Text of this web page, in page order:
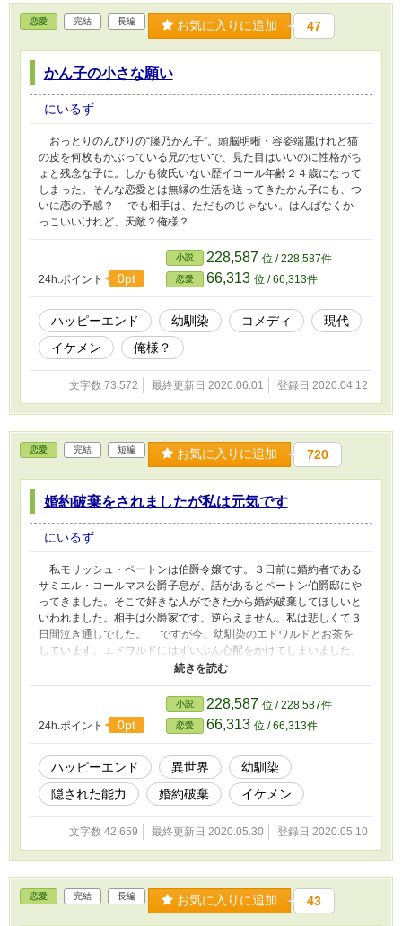
恋愛 完結 長編 お気に入りに追加 47
かん子の小さな願い
にいるず
おっとりのんびりの“籐乃かん子”。頭脳明晰・容姿端麗けれど猫
の皮を何枚もかぶっている兄のせいで、見た目はいいのに性格がち
ょと残念な子に。しかも彼氏いない歴イコール年齢２４歳になって
しまった。そんな恋愛とは無縁の生活を送ってきたかん子にも、つ
いに恋の予感？ でも相手は、ただものじゃない。はんぱなくか
っこいいけれど、天敵？俺様？
24h.ポイント 0pt
小説 228,587 位 / 228,587件
恋愛 66,313 位 / 66,313件
ハッピーエンド 幼馴染 コメディ
現代
イケメン
俺様？
文字数 73,572 最終更新日 2020.06.01 登録日 2020.04.12
恋愛 完結 短編 お気に入りに追加 720
婚約破棄をされましたが私は元気です
にいるず
私モリッシュ・ペートンは伯爵令嬢です。３日前に婚約者である
サミエル・コールマス公爵子息が、話があるとペートン伯爵邸にや
ってきました。そこで好きな人ができたから婚約破棄してほしいと
いわれました。相手は公爵家です。逆らえません。私は悲しくて３
日間泣き通しでした。 ですが今、幼馴染のエドワルドとお茶を
しています。エドワルドにはずいぶん心配をかけてしまいました。
あれ？さっきまですごく悲しかったのに、今は元気です。 実
のその後編始めました。よろしくお願いいたします。
24h.ポイント 0pt
小説 228,587 位 / 228,587件
恋愛 66,313 位 / 66,313件
ハッピーエンド 異世界
幼馴染
隠された能力
婚約破棄 イケメン
文字数 42,659 最終更新日 2020.05.30 登録日 2020.05.10
恋愛 完結 長編 お気に入りに追加 43